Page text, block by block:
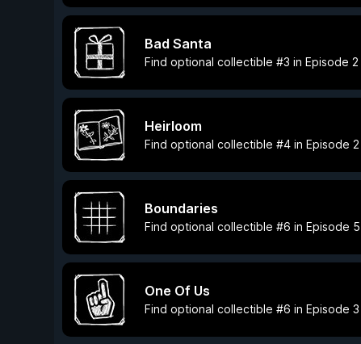
Bad Santa
Find optional collectible #3 in Episode 2
Heirloom
Find optional collectible #4 in Episode 2
Boundaries
Find optional collectible #6 in Episode 5
One Of Us
Find optional collectible #6 in Episode 3